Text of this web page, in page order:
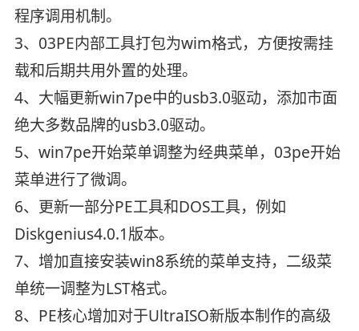
程序调用机制。
3、03PE内部工具打包为wim格式，方便按需挂
载和后期共用外置的处理。
4、大幅更新win7pe中的usb3.0驱动，添加市面
绝大多数品牌的usb3.0驱动。
5、win7pe开始菜单调整为经典菜单，03pe开始
菜单进行了微调。
6、更新一部分PE工具和DOS工具，例如
Diskgenius4.0.1版本。
7、增加直接安装win8系统的菜单支持，二级菜
单统一调整为LST格式。
8、PE核心增加对于UltraISO新版本制作的高级